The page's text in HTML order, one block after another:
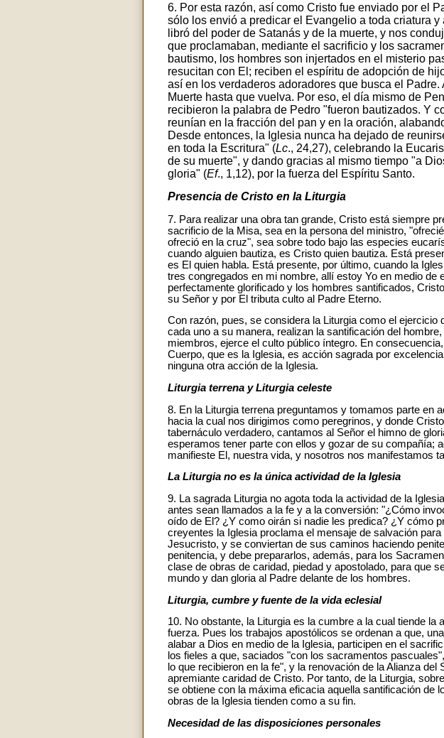
6. Por esta razón, así como Cristo fue enviado por el
sólo los envió a predicar el Evangelio a toda criatura
libró del poder de Satanás y de la muerte, y nos
que proclamaban, mediante el sacrificio y los
bautismo, los hombres son injertados en el misterio
resucitan con El; reciben el espíritu de adopción de
así en los verdaderos adoradores que busca el
Muerte hasta que vuelva. Por eso, el día mismo de
recibieron la palabra de Pedro "fueron bautizados. Y
reunían en la fracción del pan y en la oración,
Desde entonces, la Iglesia nunca ha dejado de
en toda la Escritura" (Lc., 24,27), celebrando la
de su muerte", y dando gracias al mismo tiempo "a
gloria" (Ef., 1,12), por la fuerza del Espíritu Santo.
Presencia de Cristo en la Liturgia
7. Para realizar una obra tan grande, Cristo está siempre
sacrificio de la Misa, sea en la persona del ministro,
ofreció en la cruz", sea sobre todo bajo las especies
cuando alguien bautiza, es Cristo quien bautiza. Está
es El quien habla. Está presente, por último, cuando la
tres congregados en mi nombre, allí estoy Yo en medio de
perfectamente glorificado y los hombres santificados,
su Señor y por El tributa culto al Padre Eterno.
Con razón, pues, se considera la Liturgia como el
cada uno a su manera, realizan la santificación del
miembros, ejerce el culto público íntegro. En
Cuerpo, que es la Iglesia, es acción sagrada por
ninguna otra acción de la Iglesia.
Liturgia terrena y Liturgia celeste
8. En la Liturgia terrena preguntamos y tomamos parte en
hacia la cual nos dirigimos como peregrinos, y donde
tabernáculo verdadero, cantamos al Señor el himno de
esperamos tener parte con ellos y gozar de su compañía;
manifieste El, nuestra vida, y nosotros nos manifestamos
La Liturgia no es la única actividad de la Iglesia
9. La sagrada Liturgia no agota toda la actividad de la
antes sean llamados a la fe y a la conversión: "¿Cómo
oído de El? ¿Y como oirán si nadie les predica? ¿Y cómo
creyentes la Iglesia proclama el mensaje de salvación
Jesucristo, y se conviertan de sus caminos haciendo
penitencia, y debe prepararlos, además, para los
clase de obras de caridad, piedad y apostolado, para que
mundo y dan gloria al Padre delante de los hombres.
Liturgia, cumbre y fuente de la vida eclesial
10. No obstante, la Liturgia es la cumbre a la cual tiende
fuerza. Pues los trabajos apostólicos se ordenan a que,
alabar a Dios en medio de la Iglesia, participen en el
los fieles a que, saciados "con los sacramentos
lo que recibieron en la fe", y la renovación de la Alianza
apremiante caridad de Cristo. Por tanto, de la Liturgia,
se obtiene con la máxima eficacia aquella santificación de
obras de la Iglesia tienden como a su fin.
Necesidad de las disposiciones personales